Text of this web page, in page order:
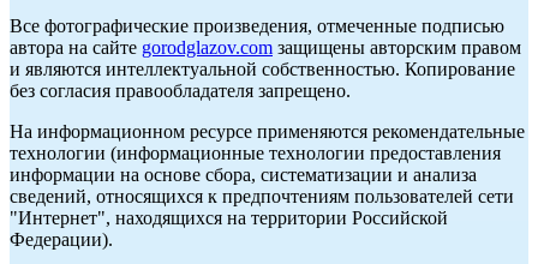
Все фотографические произведения, отмеченные подписью
автора на сайте gorodglazov.com защищены авторским правом
и являются интеллектуальной собственностью. Копирование
без согласия правообладателя запрещено.
На информационном ресурсе применяются рекомендательные
технологии (информационные технологии предоставления
информации на основе сбора, систематизации и анализа
сведений, относящихся к предпочтениям пользователей сети
"Интернет", находящихся на территории Российской
Федерации).